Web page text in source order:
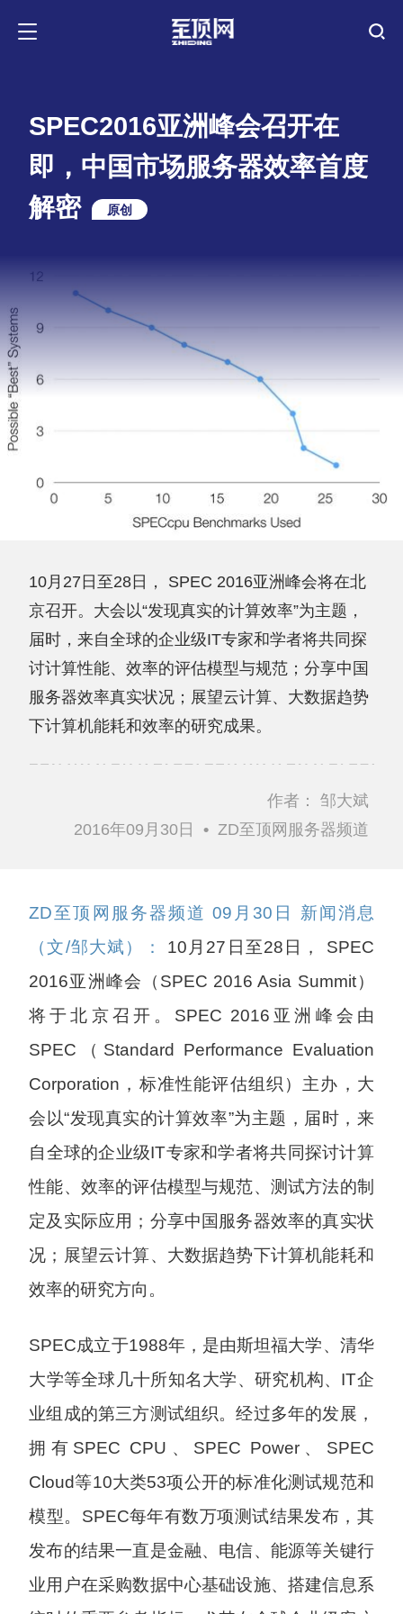
SPEC2016亚洲峰会召开在
即，中国市场服务器效率首度
解密
原创
10月27日至28日， SPEC 2016亚洲峰会将在北
京召开。大会以“发现真实的计算效率”为主题，
届时，来自全球的企业级IT专家和学者将共同探
讨计算性能、效率的评估模型与规范；分享中国
服务器效率真实状况；展望云计算、大数据趋势
下计算机能耗和效率的研究成果。
作者：
邹大斌
2016年09月30日
• ZD至顶网服务器频道
ZD至顶网服务器频道 09月30日 新闻消息
（文/邹大斌）：
10月27日至28日， SPEC
2016亚洲峰会（SPEC 2016 Asia Summit）
将于北京召开。SPEC 2016亚洲峰会由
SPEC（Standard Performance Evaluation
Corporation，标准性能评估组织）主办，大
会以“发现真实的计算效率”为主题，届时，来
自全球的企业级IT专家和学者将共同探讨计算
性能、效率的评估模型与规范、测试方法的制
定及实际应用；分享中国服务器效率的真实状
况；展望云计算、大数据趋势下计算机能耗和
效率的研究方向。
SPEC成立于1988年，是由斯坦福大学、清华
大学等全球几十所知名大学、研究机构、IT企
业组成的第三方测试组织。经过多年的发展，
拥有SPEC CPU、SPEC Power、SPEC
Cloud等10大类53项公开的标准化测试规范和
模型。SPEC每年有数万项测试结果发布，其
发布的结果一直是金融、电信、能源等关键行
业用户在采购数据中心基础设施、搭建信息系